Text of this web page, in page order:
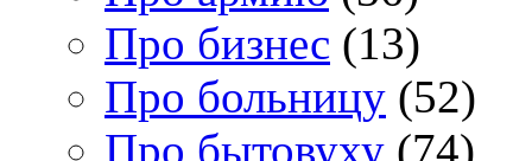
Про бизнес (13)
Про больницу (52)
Про бытовуху (74)